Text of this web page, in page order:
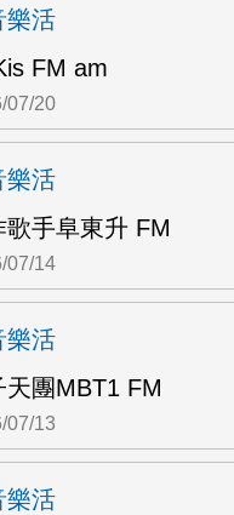
樂活
FM am
07/20
樂活
歌手阜東升 FM
07/14
樂活
天團MBT1 FM
07/13
樂活